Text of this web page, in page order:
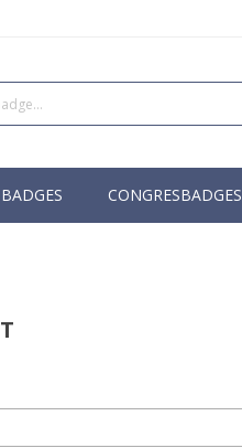
CONGRESBADGES